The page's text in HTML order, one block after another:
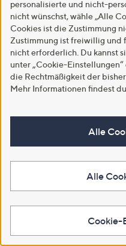
Mikrofaser offene Front uni
vonBewertungen
Weitere Farben verfügbar
personalisierte und nicht-
nicht wünschst, wähle „Alle
Cookies ist die Zustimmung
Zustimmung ist freiwillig und
nicht erforderlich. Du kannst
unter „Cookie-
die Rechtmäßigkeit der
Mehr Informationen findest
Alle
Alle
Cookie-